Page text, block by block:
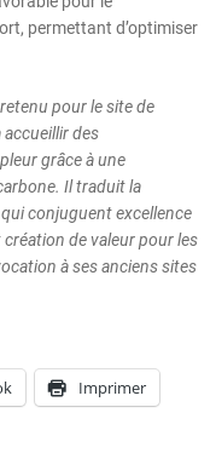
permettant d’optimiser
pour le site de
accueillir des
grâce à une
Il traduit la
conjuguent excellence
de valeur pour les
à ses anciens sites
Imprimer